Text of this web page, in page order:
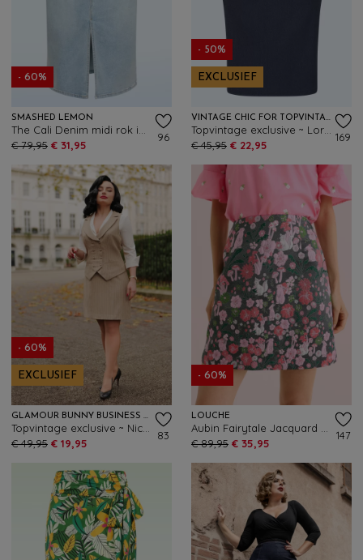
- 60%
SMASHED LEMON
€ 79,95 € 31,95
96
- 50%
EXCLUSIEF
VINTAGE CHIC FOR TOPVINTAGE
€ 45,95 € 22,95
169
- 60%
EXCLUSIEF
GLAMOUR BUNNY BUSINESS BABE
€ 49,95 € 19,95
83
- 60%
LOUCHE
€ 89,95 € 35,95
147